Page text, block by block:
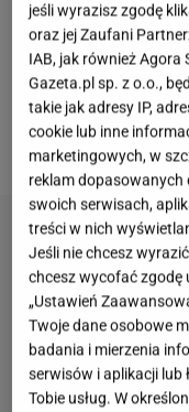
nie kryje
willi w mediach
Rozenek
gdzie
zewnętrzną
jeśli wyrazisz zgodę
oraz jej Zaufani
IAB, jak również Agora
Gazeta.pl sp. z o.o.,
takie jak adresy IP,
cookie lub inne
marketingowych, w
reklam dopasowanych
swoich serwisach,
treści w nich
Jeśli nie chcesz
chcesz wycofać zgodę
„Ustawień
Twoje dane osobowe
badania i mierzenia
serwisów i aplikacji lub
Tobie usług. W